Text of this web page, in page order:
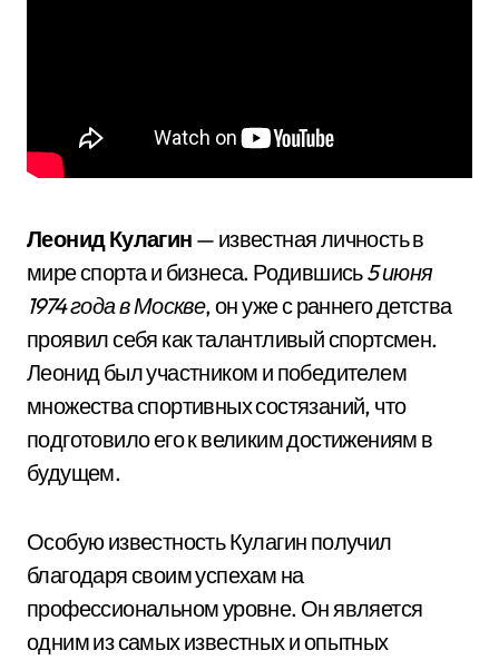
Леонид Кулагин — известная личность в
мире спорта и бизнеса. Родившись5 июня
1974 года в Москве, он уже с раннего детства
проявил себя как талантливый спортсмен.
Леонид был участником и победителем
множества спортивных состязаний, что
подготовило его к великим достижениям в
будущем.
Особую известность Кулагин получил
благодаря своим успехам на
профессиональном уровне. Он является
одним из самых известных и опытных